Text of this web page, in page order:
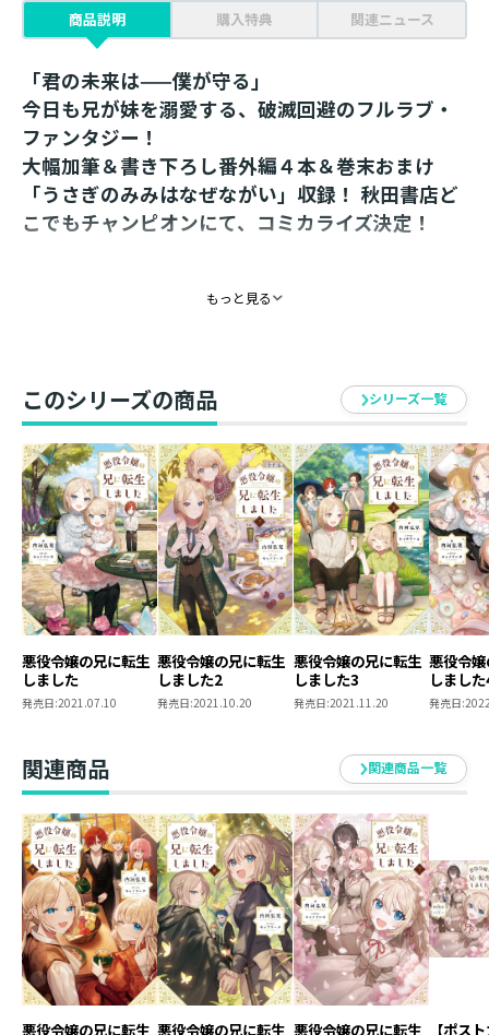
商品説明 購入特典 関連ニュース
「君の未来は——僕が守る」
今日も兄が妹を溺愛する、破滅回避のフルラブ・
ファンタジー！
大幅加筆＆書き下ろし番外編４本＆巻末おまけ
「うさぎのみみはなぜながい」収録！ 秋田書店ど
こでもチャンピオンにて、コミカライズ決定！
書き下ろし短編「カインの宝物」収録！
「おにーたま？」
乙女ゲームの攻略対象キャラに転生したカインは、妹・
ディアーナの愛らしさに悲鳴を上げた。この天使が、数
多の破滅エンドを迎える悪役令嬢になるなんて信じられ
ない——いや、そんな未来があっていいわけがない！ 強
く拳を握ると、妹を優しい淑女へと育て上げつつ、ヒロ
インに成り代わって、他の攻略対象キャラたちの抱える
闇を次々と払拭【ふっしょく】していく。頼りは前世の
ゲーム知識と孤児の侍従。全ては愛する妹のため——兄
の挑戦が今はじまる！
「おにーたま、ディ、にんじんもたべたのです！」
「えらい！ ディアーナは何て素晴らしいんだ!!!」
今日も兄が妹を溺愛する、 破滅回避のフルラブ・ファン
著者について
●著者
内河弘児（Hiroko Uchikawa）
本作でデビュー。
趣味は読書とゲーム。
読書はファンタジーとミステリーとＳＦが好き。
ゲームはＲＰＧ。時々ＡＤＶとＳＬＧ。猫とビールが好
き。
横浜ベイスターズを応援しています。
願いって叶うものなのだなと、毎日ほっぺたをツネって
もっと見る
このシリーズの商品 シリーズ一覧
悪役令嬢の兄に転生
しました
発売日:2021.07.10
悪役令嬢の兄に転生
しました2
発売日:2021.10.20
悪役令嬢の兄に転生
しました3
発売日:2021.11.20
悪役令
しまし
発売日:
関連商品 関連商品一覧
悪役令嬢の兄に転生 悪役令嬢の兄に転生 悪役令嬢の兄に転生
【ポス